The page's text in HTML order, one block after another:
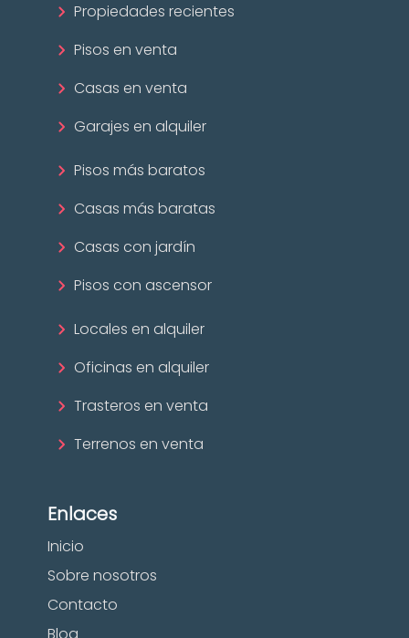
Propiedades recientes
Pisos en venta
Casas en venta
Garajes en alquiler
Pisos más baratos
Casas más baratas
Casas con jardín
Pisos con ascensor
Locales en alquiler
Oficinas en alquiler
Trasteros en venta
Terrenos en venta
Enlaces
Inicio
Sobre nosotros
Contacto